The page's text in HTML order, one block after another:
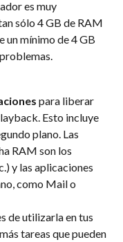
es muy
sólo 4 GB de RAM
un mínimo de 4 GB
para liberar
Esto incluye
plano. Las
RAM son los
y las aplicaciones
como Mail o
de utilizarla en tus
tareas que pueden